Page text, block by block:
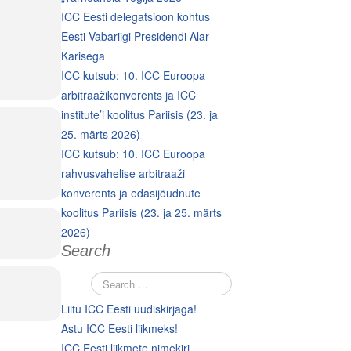
ICC Eesti delegatsioon kohtus
Eesti Vabariigi Presidendi Alar
Karisega
ICC kutsub: 10. ICC Euroopa
arbitraažikonverents ja ICC
institute’i koolitus Pariisis (23. ja
25. märts 2026)
ICC kutsub: 10. ICC Euroopa
rahvusvahelise arbitraaži
konverents ja edasijõudnute
koolitus Pariisis (23. ja 25. märts
2026)
Search
Liitu ICC Eesti uudiskirjaga!
Astu ICC Eesti liikmeks!
ICC Eesti liikmete nimekiri